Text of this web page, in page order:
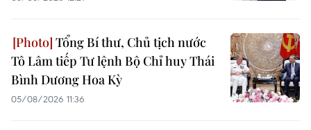
Tổng Bí thư, Chủ tịch nước
Tô Lâm tiếp Tư lệnh Bộ Chỉ huy Thái
Bình Dương Hoa Kỳ
05/08/2026 11:36